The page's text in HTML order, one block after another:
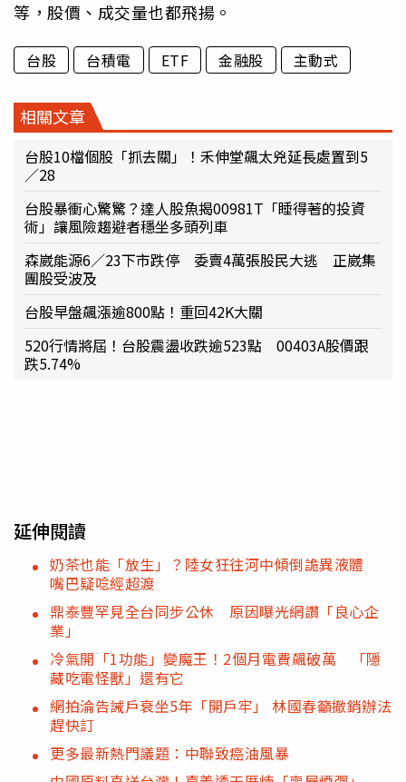
等，股價、成交量也都飛揚。
台股 台積電 ETF 金融股 主動式
相關文章
台股10檔個股「抓去關」！禾伸堂飆太兇延長處置到5
／28
台股暴衝心驚驚？達人股魚揭00981T「睡得著的投資
術」讓風險趨避者穩坐多頭列車
森崴能源6／23下市跌停 委賣4萬張股民大逃 正崴集
團股受波及
台股早盤飆漲逾800點！重回42K大關
520行情將屆！台股震盪收跌逾523點 00403A股價跟
跌5.74%
延伸閱讀
奶茶也能「放生」？陸女狂往河中傾倒詭異液體
嘴巴疑唸經超渡
鼎泰豐罕見全台同步公休 原因曝光網讚「良心企
業」
冷氣開「1功能」變魔王！2個月電費飆破萬 「隱
藏吃電怪獸」還有它
網拍淪告誡戶衰坐5年「開戶牢」 林國春籲撤銷辦法
趕快訂
更多最新熱門議題：中聯致癌油風暴